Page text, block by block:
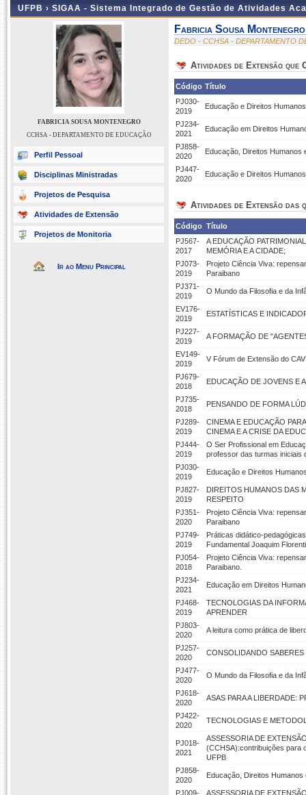
UFPB › SIGAA - Sistema Integrado de Gestão de Atividades
FABRICIA SOUSA MONTENEGRO
CCHSA - DEPARTAMENTO DE EDUCAÇÃO
Perfil Pessoal
Disciplinas Ministradas
Projetos de Pesquisa
Atividades de Extensão
Projetos de Monitoria
Ir ao Menu Principal
Fabricia Sousa Montenegro
DEDO - CCHSA - DEPARTAMENTO
Atividades de Extensão que
Código Título
PJ030-
2019
Educação e Direitos
PJ234-
2021
Educação em Direitos
PJ858-
2020
Educação, Direitos Humanos
PJ447-
2020
Educação e Direitos
Atividades de Extensão das
Código Título
PJ567-
2017
A EDUCAÇÃO
MEMÓRIA E A CIDADE;
PJ073-
2019
Projeto Ciência Viva:
Paraibano
PJ371-
2019
O Mundo da Filosofia e da
EV176-
2019
ESTATÍSTICAS E
PJ227-
2019
A FORMAÇÃO DE
EV149-
2019
V Fórum de Extensão do
PJ679-
2018
EDUCAÇÃO DE JOVENS E
PJ735-
2018
PENSANDO DE FORMA
PJ289-
2019
CINEMA E EDUCAÇÃO
CINEMA E A CRISE DA
PJ444-
2019
O Ser Profissional em
professor das turmas iniciais
PJ030-
2019
Educação e Direitos
PJ827-
2019
DIREITOS HUMANOS DAS
RESPEITO
PJ351-
2020
Projeto Ciência Viva:
Paraibano
PJ749-
2019
Práticas didático-
Fundamental Joaquim
PJ054-
2018
Projeto Ciência Viva:
Paraibano.
PJ234-
2021
Educação em Direitos
PJ468-
2019
TECNOLOGIAS DA
APRENDER
PJ803-
2020
A leitura como prática de
PJ257-
2020
CONSOLIDANDO
PJ477-
2020
O Mundo da Filosofia e da
PJ618-
2020
ASAS PARA A LIBERDADE:
PJ422-
2020
TECNOLOGIAS E
PJ018-
2021
ASSESSORIA DE
(CCHSA):contribuições para
UFPB
PJ858-
2020
Educação, Direitos
PJ009-
ASSESSORIA DE